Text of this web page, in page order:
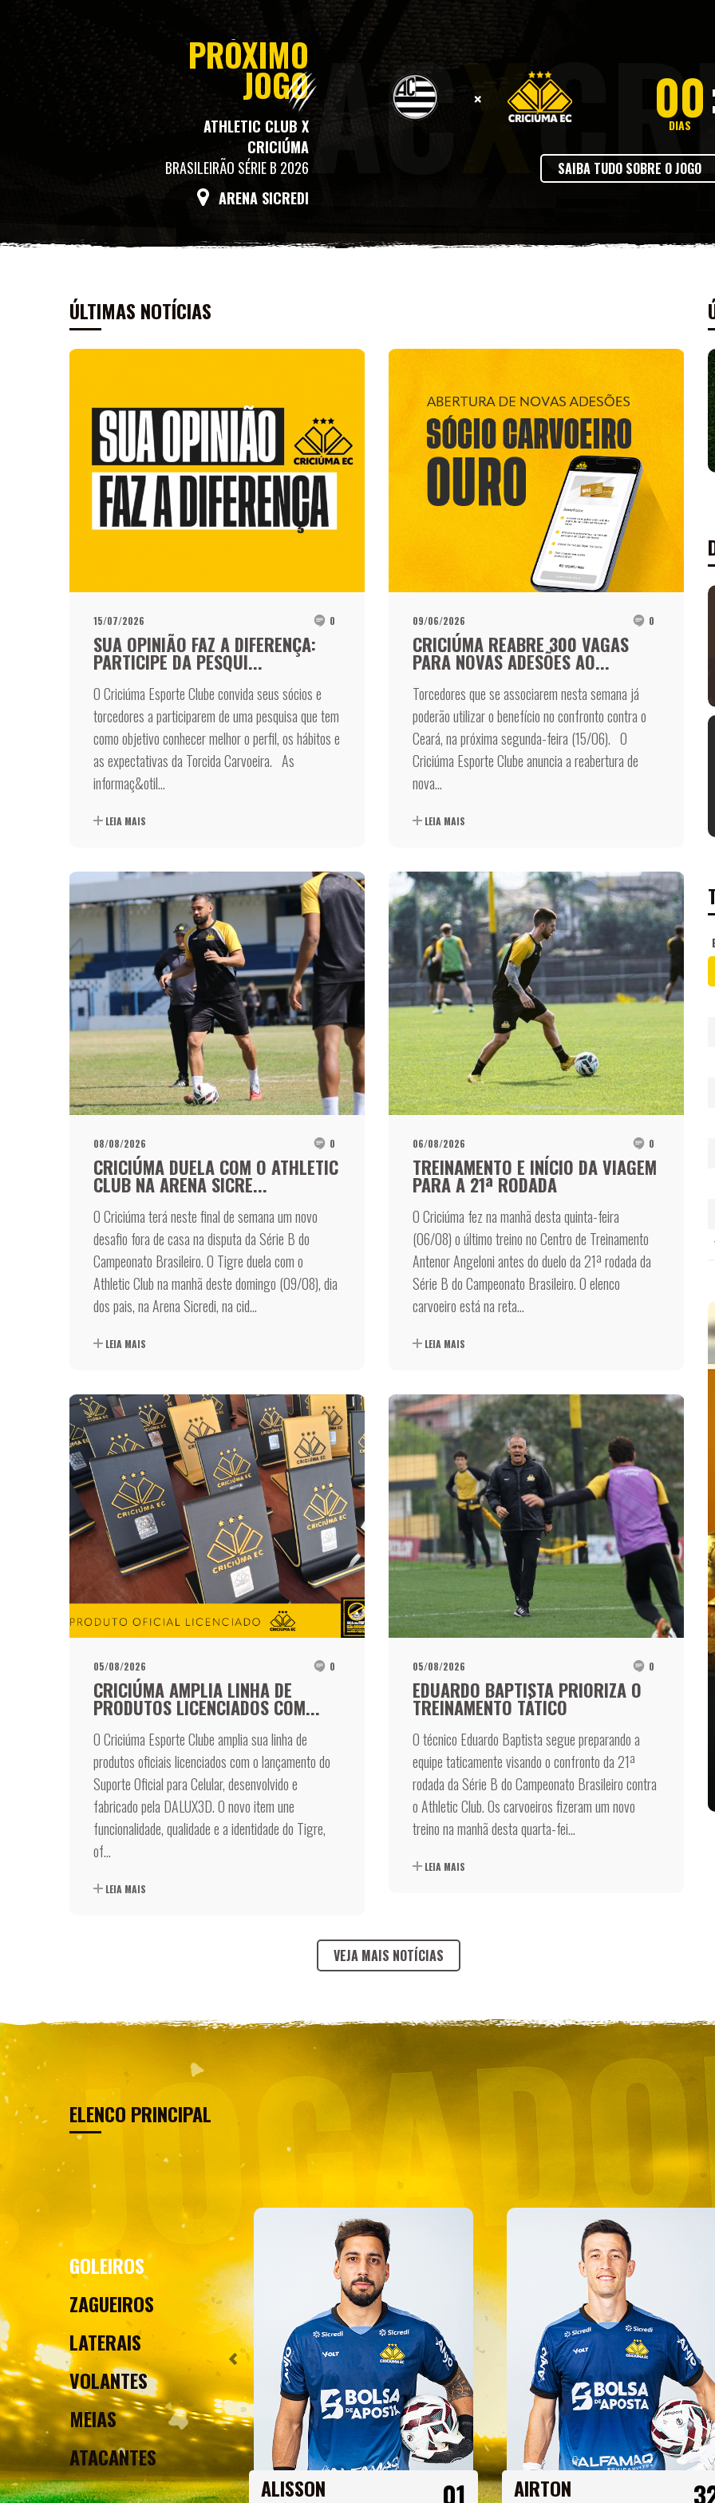
PRÓXIMO
JOGO
ATHLETIC CLUB X
CRICIÚMA
BRASILEIRÃO SÉRIE B 2026
ARENA SICREDIACX
× 00
DIAS
SAIBA TUDO SOBRE O JOGO
ÚLTIMAS NOTÍCIAS
15/07/2026 0
SUA OPINIÃO FAZ A DIFERENÇA:
PARTICIPE DA PESQUI...
O Criciúma Esporte Clube convida seus sócios e
torcedores a participarem de uma pesquisa que tem
como objetivo conhecer melhor o perfil, os hábitos e
as expectativas da Torcida Carvoeira. As
informaç&otil...
LEIA MAIS
08/08/2026 0
CRICIÚMA DUELA COM O ATHLETIC
CLUB NA ARENA SICRE...
O Criciúma terá neste final de semana um novo
desafio fora de casa na disputa da Série B do
Campeonato Brasileiro. O Tigre duela com o
Athletic Club na manhã deste domingo (09/08), dia
dos pais, na Arena Sicredi, na cid...
LEIA MAIS
05/08/2026 0
CRICIÚMA AMPLIA LINHA DE
PRODUTOS LICENCIADOS COM...
O Criciúma Esporte Clube amplia sua linha de
produtos oficiais licenciados com o lançamento do
Suporte Oficial para Celular, desenvolvido e
fabricado pela DALUX3D. O novo item une
funcionalidade, qualidade e a identidade do Tigre,
of...
LEIA MAIS
09/06/2026 0
CRICIÚMA REABRE 300 VAGAS
PARA NOVAS ADESÕES AO...
Torcedores que se associarem nesta semana já
poderão utilizar o benefício no confronto contra o
Ceará, na próxima segunda-feira (15/06). O
Criciúma Esporte Clube anuncia a reabertura de
nova...
LEIA MAIS
06/08/2026 0
TREINAMENTO E INÍCIO DA VIAGEM
PARA A 21ª RODADA
O Criciúma fez na manhã desta quinta-feira
(06/08) o último treino no Centro de Treinamento
Antenor Angeloni antes do duelo da 21ª rodada da
Série B do Campeonato Brasileiro. O elenco
carvoeiro está na reta...
LEIA MAIS
05/08/2026 0
EDUARDO BAPTISTA PRIORIZA O
TREINAMENTO TÁTICO
O técnico Eduardo Baptista segue preparando a
equipe taticamente visando o confronto da 21ª
rodada da Série B do Campeonato Brasileiro contra
o Athletic Club. Os carvoeiros fizeram um novo
treino na manhã desta quarta-fei...
LEIA MAIS
VEJA MAIS NOTÍCIAS
LANÇAMENTO
ELENCO PRINCIPAL
GOLEIROS
ZAGUEIROS
LATERAIS
VOLANTES
MEIAS
ATACANTES
ALISSON
01 AIRTON